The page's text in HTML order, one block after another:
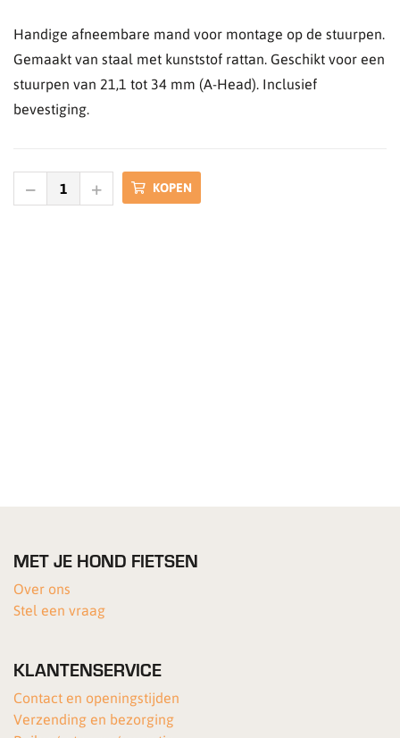
Handige afneembare mand voor montage op de stuurpen.
Gemaakt van staal met kunststof rattan. Geschikt voor een
stuurpen van 21,1 tot 34 mm (A-Head). Inclusief
bevestiging.
KOPEN
MET JE HOND FIETSEN
Over ons
Stel een vraag
KLANTENSERVICE
Contact en openingstijden
Verzending en bezorging